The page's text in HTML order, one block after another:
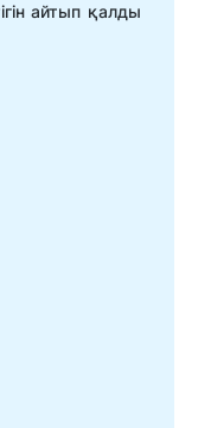
айтып қалды